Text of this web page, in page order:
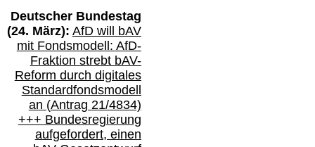
Deutscher Bundestag
(24. März): AfD will bAV
mit Fondsmodell: AfD-
Fraktion strebt bAV-
Reform durch digitales
Standardfondsmodell
an (Antrag 21/4834)
+++ Bundesregierung
aufgefordert, einen